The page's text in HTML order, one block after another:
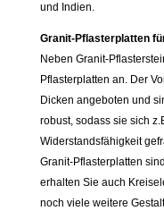
und Indien.
Granit-Pflasterplatten
Neben Granit-
Pflasterplatten an. Der
Dicken angeboten und
robust, sodass sie sich
Widerstandsfähigkeit
Granit-Pflasterplatten
erhalten Sie auch
noch viele weitere